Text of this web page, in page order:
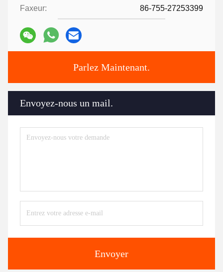
Faxeur: 86-755-27253399
Parlez Maintenant.
Envoyez-nous un mail.
Envoyer